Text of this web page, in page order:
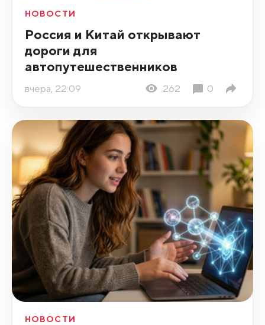
НОВОСТИ
Россия и Китай открывают
дороги для
автопутешественников
вчера, 22:09 262 0
НОВОСТИ